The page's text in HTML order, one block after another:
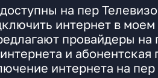
на пер
интернет в
провайдеры
и абонентская
интернета на